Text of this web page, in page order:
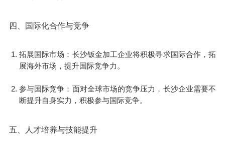
四、国际化合作与竞争
拓展国际市场：长沙钣金加工企业将积极寻求国际合作，拓
展海外市场，提升国际竞争力。
参与国际竞争：面对全球市场的竞争压力，长沙企业需要不
断提升自身实力，积极参与国际竞争。
五、人才培养与技能提升